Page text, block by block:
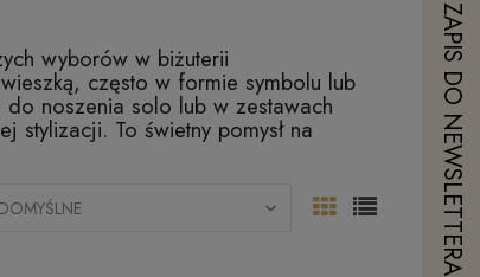
wyborów w biżuterii
często w formie symbolu lub
noszenia solo lub w zestawach
To świetny pomysł na ZAPIS DO NEWSLETTERA